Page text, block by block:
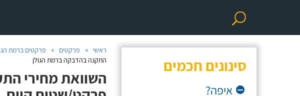
סינונים חכמים
איפה?
ראשי פרקטים פרקטים ברמת
התקנה בהדבקה ברמת הגולן
השוואת מחירי